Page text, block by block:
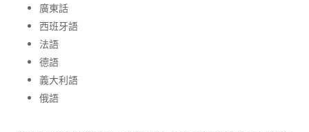
廣東話
西班牙語
法語
德語
義大利語
俄語